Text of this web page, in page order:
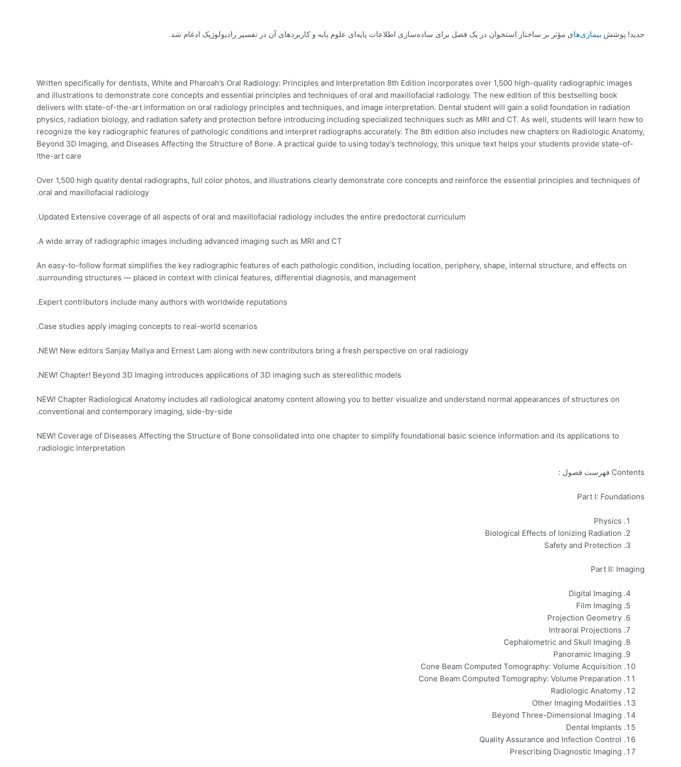
جدید! پوشش بیماری‌های مؤثر بر ساختار استخوان در یک فصل برای ساده‌سازی اطلاعات پایه‌ای علوم پایه و کاربردهای آن در تفسیر رادیولوژیک ادغام شد.
Written specifically for dentists, White and Pharoah’s Oral Radiology: Principles and Interpretation 8th Edition incorporates over 1,500 high-quality radiographic images
and illustrations to demonstrate core concepts and essential principles and techniques of oral and maxillofacial radiology. The new edition of this bestselling book
delivers with state-of-the-art information on oral radiology principles and techniques, and image interpretation. Dental student will gain a solid foundation in radiation
physics, radiation biology, and radiation safety and protection before introducing including specialized techniques such as MRI and CT. As well, students will learn how to
recognize the key radiographic features of pathologic conditions and interpret radiographs accurately. The 8th edition also includes new chapters on Radiologic Anatomy,
Beyond 3D Imaging, and Diseases Affecting the Structure of Bone. A practical guide to using today’s technology, this unique text helps your students provide state-of-
the-art care!
Over 1,500 high quality dental radiographs, full color photos, and illustrations clearly demonstrate core concepts and reinforce the essential principles and techniques of
oral and maxillofacial radiology.
Updated Extensive coverage of all aspects of oral and maxillofacial radiology includes the entire predoctoral curriculum.
A wide array of radiographic images including advanced imaging such as MRI and CT.
An easy-to-follow format simplifies the key radiographic features of each pathologic condition, including location, periphery, shape, internal structure, and effects on
surrounding structures ― placed in context with clinical features, differential diagnosis, and management.
Expert contributors include many authors with worldwide reputations.
Case studies apply imaging concepts to real-world scenarios.
NEW! New editors Sanjay Mallya and Ernest Lam along with new contributors bring a fresh perspective on oral radiology.
NEW! Chapter! Beyond 3D Imaging introduces applications of 3D imaging such as stereolithic models.
NEW! Chapter Radiological Anatomy includes all radiological anatomy content allowing you to better visualize and understand normal appearances of structures on
conventional and contemporary imaging, side-by-side.
NEW! Coverage of Diseases Affecting the Structure of Bone consolidated into one chapter to simplify foundational basic science information and its applications to
radiologic interpretation.
Contents فهرست فصول :
Part I: Foundations
Physics
Biological Effects of Ionizing Radiation
Safety and Protection
Part II: Imaging
Digital Imaging
Film Imaging
Projection Geometry
Intraoral Projections
Cephalometric and Skull Imaging
Panoramic Imaging
Cone Beam Computed Tomography: Volume Acquisition
Cone Beam Computed Tomography: Volume Preparation
Radiologic Anatomy
Other Imaging Modalities
Beyond Three-Dimensional Imaging
Dental Implants
Quality Assurance and Infection Control
Prescribing Diagnostic Imaging